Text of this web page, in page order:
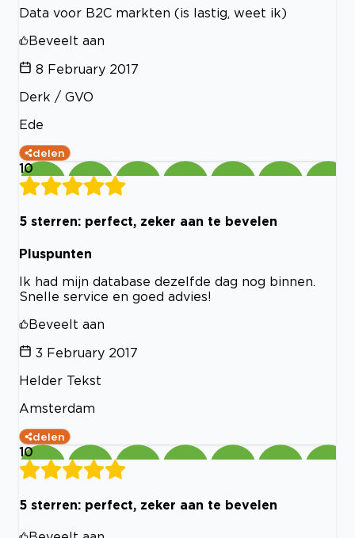
Data voor B2C markten (is lastig, weet ik)
Beveelt aan
8 February 2017
Derk / GVO
Ede
delen
10
5 sterren: perfect, zeker aan te bevelen
Pluspunten
Ik had mijn database dezelfde dag nog binnen.
Snelle service en goed advies!
Beveelt aan
3 February 2017
Helder Tekst
Amsterdam
delen
10
5 sterren: perfect, zeker aan te bevelen